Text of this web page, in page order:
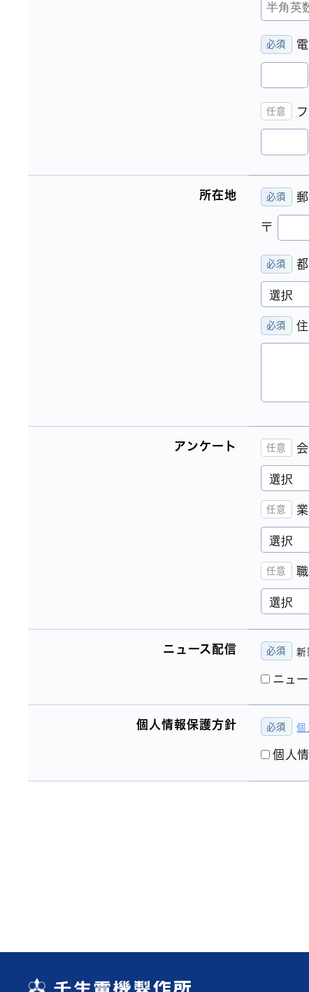
所在地
〒
アンケート
ニュース配信 新
ニュ
個人情報保護方針 個
個人